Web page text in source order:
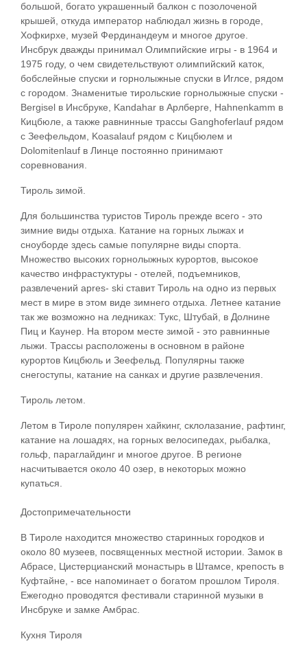
большой, богато украшенный балкон с позолоченой
крышей, откуда император наблюдал жизнь в городе,
Хофкирхе, музей Фердинандеум и многое другое.
Инсбрук дважды принимал Олимпийские игры - в 1964 и
1975 году, о чем свидетельствуют олимпийский каток,
бобслейные спуски и горнолыжные спуски в Иглсе, рядом
с городом. Знаменитые тирольские горнолыжные спуски -
Bergisel в Инсбруке, Kandahar в Арлберге, Hahnenkamm в
Кицбюле, а также равнинные трассы Ganghoferlauf рядом
с Зеефельдом, Koasalauf рядом с Кицбюлем и
Dolomitenlauf в Линце постоянно принимают
соревнования.
Тироль зимой.
Для большинства туристов Тироль прежде всего - это
зимние виды отдыха. Катание на горных лыжах и
сноуборде здесь самые популярне виды спорта.
Множество высоких горнолыжных курортов, высокое
качество инфрастуктуры - отелей, подъемников,
развлечений apres- ski ставит Тироль на одно из первых
мест в мире в этом виде зимнего отдыха. Летнее катание
так же возможно на ледниках: Тукс, Штубай, в Долнине
Пиц и Каунер. На втором месте зимой - это равнинные
лыжи. Трассы расположены в основном в районе
курортов Кицбюль и Зеефельд. Популярны также
снегоступы, катание на санках и другие развлечения.
Тироль летом.
Летом в Тироле популярен хайкинг, склолазание, рафтинг,
катание на лошадях, на горных велосипедах, рыбалка,
гольф, параглайдинг и многое другое. В регионе
насчитывается около 40 озер, в некоторых можно
купаться.
Достопримечательности
В Тироле находится множество старинных городков и
около 80 музеев, посвященных местной истории. Замок в
Абрасе, Цистерцианский монастырь в Штамсе, крепость в
Куфтайне, - все напоминает о богатом прошлом Тироля.
Ежегодно проводятся фестивали старинной музыки в
Инсбруке и замке Амбрас.
Кухня Тироля